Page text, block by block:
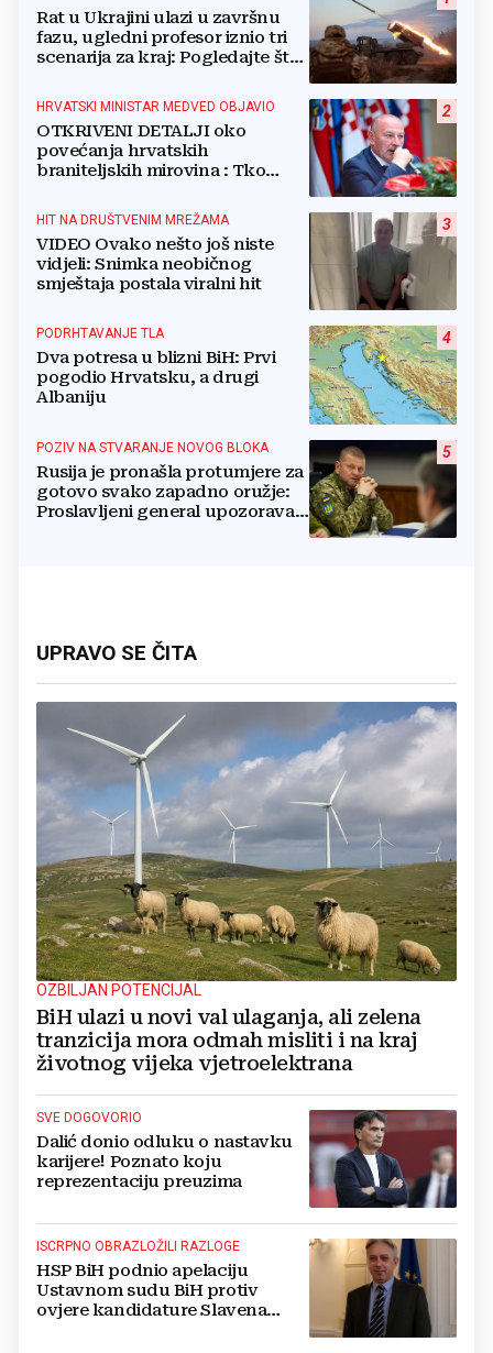
Rat u Ukrajini ulazi u završnu
fazu, ugledni profesor iznio tri
scenarija za kraj: Pogledajte što
2
HRVATSKI MINISTAR MEDVED OBJAVIO
OTKRIVENI DETALJI oko
povećanja hrvatskih
braniteljskih mirovina : Tko
3
HIT NA DRUŠTVENIM MREŽAMA
VIDEO Ovako nešto još niste
vidjeli: Snimka neobičnog
smještaja postala viralni hit
4
PODRHTAVANJE TLA
Dva potresa u blizni BiH: Prvi
pogodio Hrvatsku, a drugi
Albaniju
5
POZIV NA STVARANJE NOVOG BLOKA
Rusija je pronašla protumjere za
gotovo svako zapadno oružje:
Proslavljeni general upozorava
UPRAVO SE ČITA
OZBILJAN POTENCIJAL
BiH ulazi u novi val ulaganja, ali zelena
tranzicija mora odmah misliti i na kraj
životnog vijeka vjetroelektrana
SVE DOGOVORIO
Dalić donio odluku o nastavku
karijere! Poznato koju
reprezentaciju preuzima
ISCRPNO OBRAZLOŽILI RAZLOGE
HSP BiH podnio apelaciju
Ustavnom sudu BiH protiv
ovjere kandidature Slavena